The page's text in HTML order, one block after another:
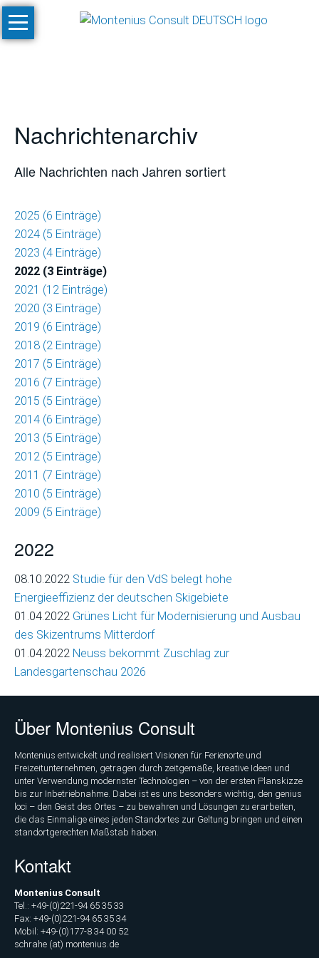
Navigation
überspringen
Start
Machbarkeitsstudien
und
simulationen
SnowPlan™
Gesamtplanung
von
Skigebietsprojekten
Wirtschaftlichkeitsrechnungen
Marktanalysen
und
Besuchsprognosen
Marktforschung
Marketing
und
Kommunikation
und
Managementberatung
Raumbezogene
Datenanalysen
(GIS)
Umfragetool
Skigebiete
Deutschland
Veröffentlichungen
Projekte
Nachrichten
Nachrichtenarchiv
Team
Nachrichtenarchiv
Alle Nachrichten nach Jahren sortiert
2025 (6 Einträge)
2024 (5 Einträge)
2023 (4 Einträge)
2022 (3 Einträge)
2021 (12 Einträge)
2020 (3 Einträge)
2019 (6 Einträge)
2018 (2 Einträge)
2017 (5 Einträge)
2016 (7 Einträge)
2015 (5 Einträge)
2014 (6 Einträge)
2013 (5 Einträge)
2012 (5 Einträge)
2011 (7 Einträge)
2010 (5 Einträge)
2009 (5 Einträge)
2022
08.10.2022 Studie für den VdS belegt hohe
Energieeffizienz der deutschen Skigebiete
01.04.2022 Grünes Licht für Modernisierung und Ausbau
des Skizentrums Mitterdorf
01.04.2022 Neuss bekommt Zuschlag zur
Landesgartenschau 2026
Über Montenius Consult
Montenius entwickelt und realisiert Visionen für Ferienorte und
Freizeitunternehmen, getragen durch zeitgemäße, kreative Ideen und
unter Verwendung modernster Technologien – von der ersten Planskizze
bis zur Inbetriebnahme. Dabei ist es uns besonders wichtig, den genius
loci – den Geist des Ortes – zu bewahren und Lösungen zu erarbeiten,
die das Einmalige eines jeden Standortes zur Geltung bringen und einen
standortgerechten Maßstab haben.
Kontakt
Montenius Consult
Tel.: +49-(0)221-94 65 35 33
Fax: +49-(0)221-94 65 35 34
Mobil: +49-(0)177-8 34 00 52
schrahe (at) montenius.de